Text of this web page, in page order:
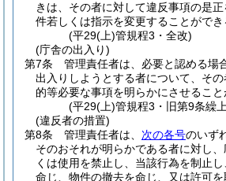
きは、その者に対して違反事項の是
件若しくは指示を変更することができ
(平29(上)管規程3・全改)
(庁舎の出入り)
第7条
管理責任者は、必要と認める場
出入りしようとする者について、そ
的等必要な事項を明らかにさせること
(平29(上)管規程3・旧第9条繰
(違反者の措置)
第8条
管理責任者は、 次の各号のいず
そのおそれが明らかである者に対し
くは使用を禁止し、当該行為を制止
命じ、物件の撤去を命じ、又は許可